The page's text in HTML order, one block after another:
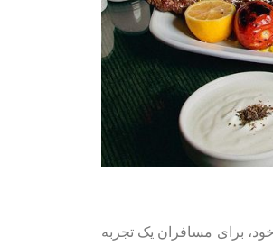
برای مسافران یک تجربه